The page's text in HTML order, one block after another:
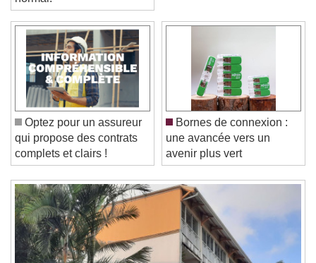
Video Player is loading.
Play Video
Play
Skip Backward
Skip Forward
Unmute
Current Time0:00
/
Duration-:-
Loaded:0%
Stream TypeLIVE
Seek to live, currently behind liveLIVE
Remaining Time-0:00
1x
Playback Rate
normal.
Optez pour un assureur
qui propose des contrats
complets et clairs !
Bornes de connexion :
une avancée vers un
avenir plus vert